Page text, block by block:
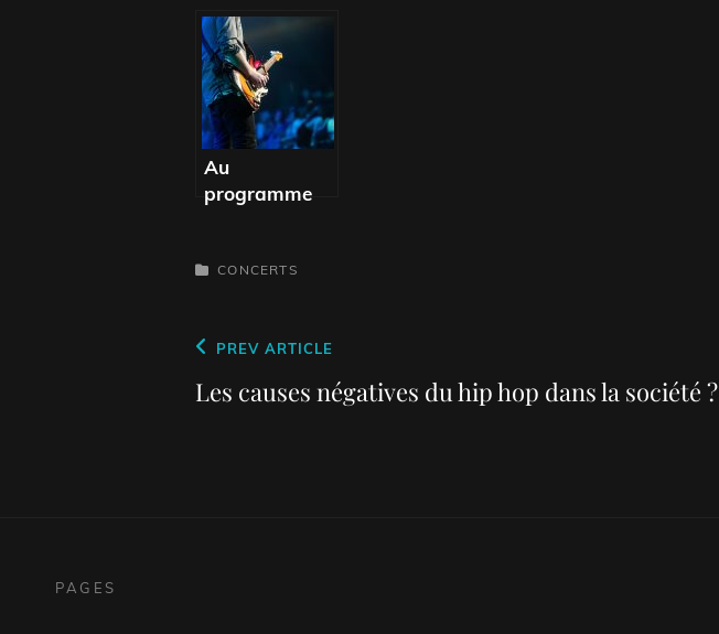
Au
programme
de juin
CATEGORIES
CONCERTS
Navigation
de
Previous
Post
PREV ARTICLE
Les causes négatives du hip hop dans la société ?
PAGES